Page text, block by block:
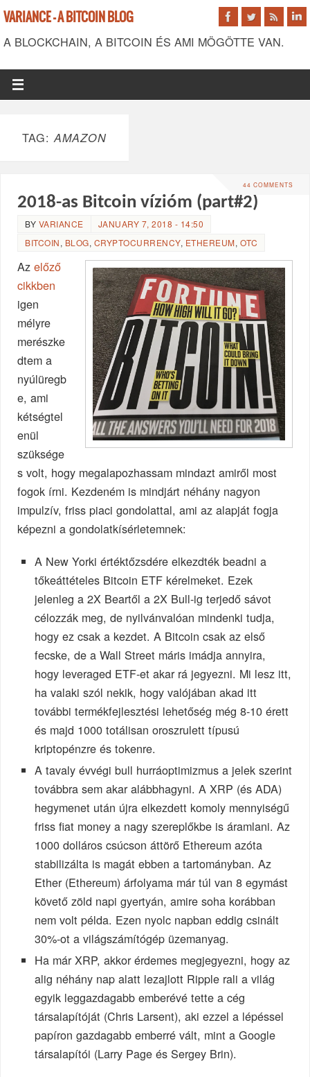
VARIANCE - A BITCOIN BLOG
A BLOCKCHAIN, A BITCOIN ÉS AMI MÖGÖTTE VAN.
TAG:AMAZON
44 COMMENTS
2018-as Bitcoin vízióm (part#2)
BY VARIANCE
JANUARY 7, 2018 - 14:50
BITCOIN, BLOG, CRYPTOCURRENCY, ETHEREUM, OTC
Azelőző
cikkben
igen
mélyre
merészke
dtem a
nyúlüregb
e, ami
kétségtel
enül
szüksége
s volt, hogy megalapozhassam mindazt amiről most
fogok írni. Kezdeném is mindjárt néhány nagyon
impulzív, friss piaci gondolattal, ami az alapját fogja
képezni a gondolatkísérletemnek:
A New Yorki értéktőzsdére elkezdték beadni a
tőkeáttételes Bitcoin ETF kérelmeket. Ezek
jelenleg a 2X Beartől a 2X Bull-ig terjedő sávot
célozzák meg, de nyilvánvalóan mindenki tudja,
hogy ez csak a kezdet. A Bitcoin csak az első
fecske, de a Wall Street máris imádja annyira,
hogy leveraged ETF-et akar rá jegyezni. Mi lesz itt,
ha valaki szól nekik, hogy valójában akad itt
további termékfejlesztési lehetőség még 8-10 érett
és majd 1000 totálisan oroszrulett típusú
kriptopénzre és tokenre.
A tavaly évvégi bull hurráoptimizmus a jelek szerint
továbbra sem akar alábbhagyni. A XRP (és ADA)
hegymenet után újra elkezdett komoly mennyiségű
friss fiat money a nagy szereplőkbe is áramlani. Az
1000 dolláros csúcson áttörő Ethereum azóta
stabilizálta is magát ebben a tartományban. Az
Ether (Ethereum) árfolyama már túl van 8 egymást
követő zöld napi gyertyán, amire soha korábban
nem volt példa. Ezen nyolc napban eddig csinált
30%-ot a világszámítógép üzemanyag.
Ha már XRP, akkor érdemes megjegyezni, hogy az
alig néhány nap alatt lezajlott Ripple rali a világ
egyik leggazdagabb emberévé tette a cég
társalapítóját (Chris Larsent), aki ezzel a lépéssel
papíron gazdagabb emberré vált, mint a Google
társalapítói (Larry Page és Sergey Brin).